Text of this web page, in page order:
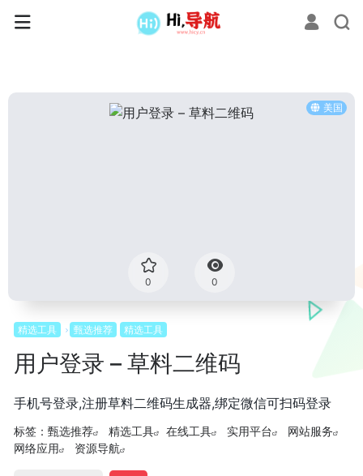
美国
0 0
精选工具 甄选推荐 精选工具
用户登录 – 草料二维码
手机号登录,注册草料二维码生成器,绑定微信可扫码登录
标签： 甄选推荐 精选工具 在线工具 实用平台
网站服务
网络应用
资源导航